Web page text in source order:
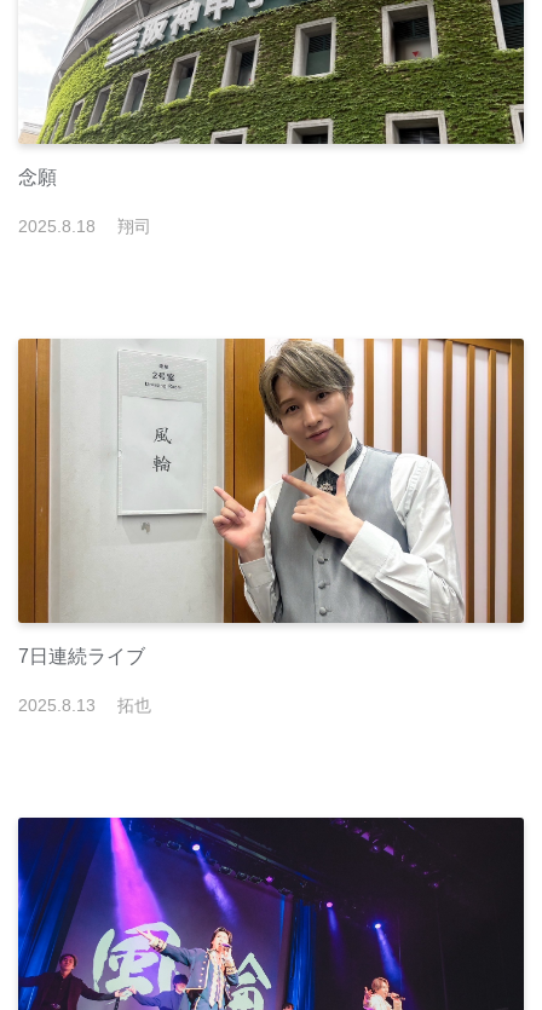
念願
2025.8.18 翔司
7日連続ライブ
2025.8.13 拓也